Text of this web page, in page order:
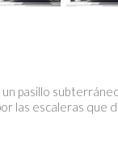
pasillo
las escaleras que